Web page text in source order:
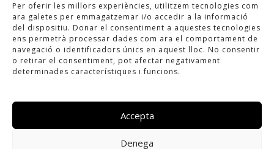
Per oferir les millors experiències, utilitzem tecnologies com
ara galetes per emmagatzemar i/o accedir a la informació
del dispositiu. Donar el consentiment a aquestes tecnologies
ens permetrà processar dades com ara el comportament de
navegació o identificadors únics en aquest lloc. No consentir
o retirar el consentiment, pot afectar negativament
determinades característiques i funcions.
Accepta
Denega
17255 Begur (Girona)
info@ectem.cat
972 623 447
CONTACT US
972 623 447